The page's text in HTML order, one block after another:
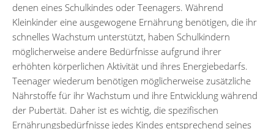
denen eines Schulkindes oder Teenagers. Während
Kleinkinder eine ausgewogene Ernährung benötigen, die ihr
schnelles Wachstum unterstützt, haben Schulkindern
möglicherweise andere Bedürfnisse aufgrund ihrer
erhöhten körperlichen Aktivität und ihres Energiebedarfs.
Teenager wiederum benötigen möglicherweise zusätzliche
Nährstoffe für ihr Wachstum und ihre Entwicklung während
der Pubertät. Daher ist es wichtig, die spezifischen
Ernährungsbedürfnisse jedes Kindes entsprechend seines